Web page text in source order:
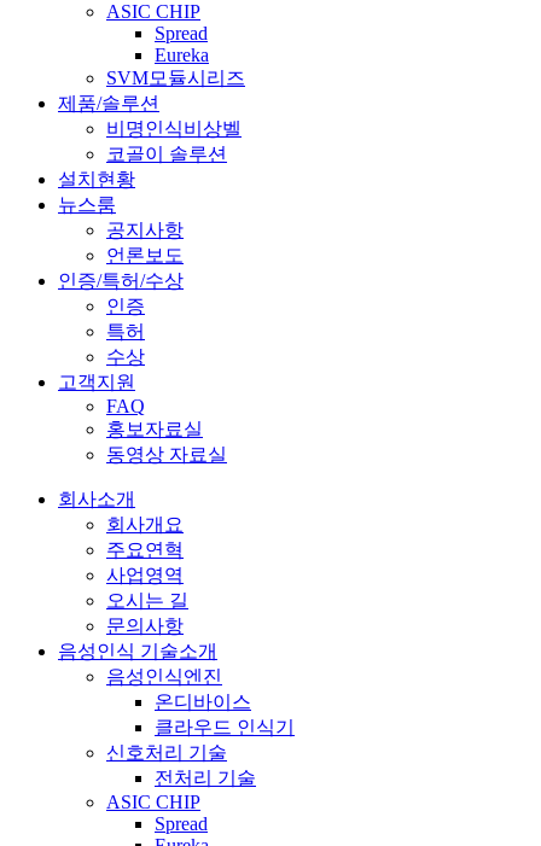
ASIC CHIP
Spread
Eureka
SVM모듈시리즈
제품/솔루션
비명인식비상벨
코골이 솔루션
설치현황
뉴스룸
공지사항
언론보도
인증/특허/수상
인증
특허
수상
고객지원
FAQ
홍보자료실
동영상 자료실
회사소개
회사개요
주요연혁
사업영역
오시는 길
문의사항
음성인식 기술소개
음성인식엔진
온디바이스
클라우드 인식기
신호처리 기술
전처리 기술
ASIC CHIP
Spread